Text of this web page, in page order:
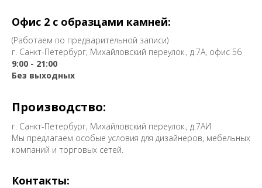
Офис 2 с образцами камней:
(Работаем по предварительной записи)
г. Санкт-Петербург, Михайловский переулок., д.7А, офис 56
9:00 - 21:00
Без выходных
Производство:
г. Санкт-Петербург, Михайловский переулок., д.7АИ
Мы предлагаем особые условия для дизайнеров, мебельных
компаний и торговых сетей.
Контакты: